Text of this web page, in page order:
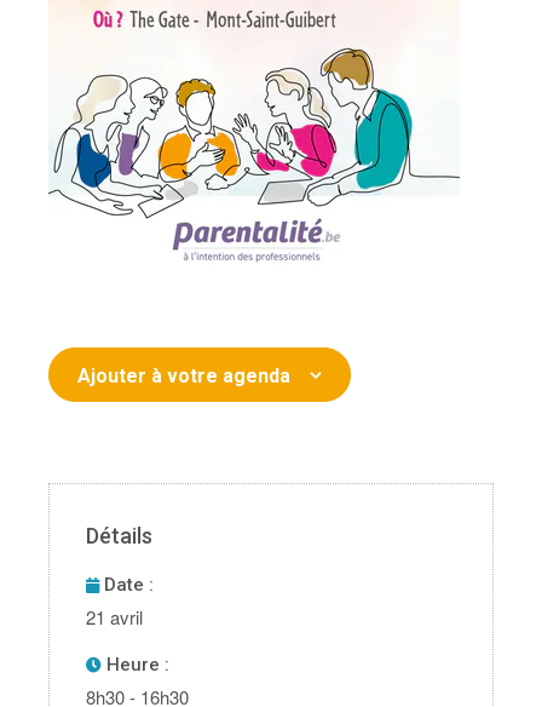
Ajouter à votre agenda
Détails
Date :
21 avril
Heure :
8h30 - 16h30